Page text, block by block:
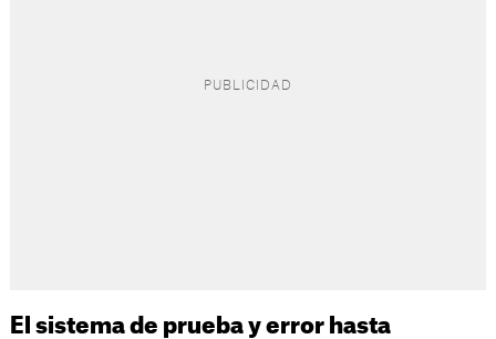
El sistema de prueba y error hasta